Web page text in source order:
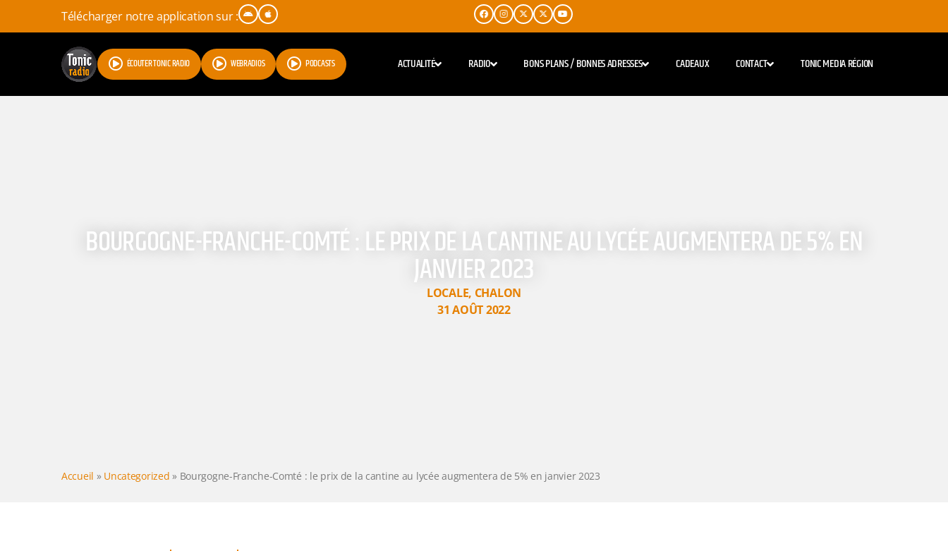
Télécharger notre application sur :
ÉCOUTER TONIC RADIO WEBRADIOS PODCASTS ACTUALITÉ RADIO BONS PLANS / BONNES ADRESSES CADEAUX CONTACT TONIC MEDIA RÉGION
BOURGOGNE-FRANCHE-COMTÉ : LE PRIX DE LA CANTINE AU LYCÉE AUGMENTERA DE 5% EN
JANVIER 2023
LOCALE, CHALON
31 AOÛT 2022
Accueil » Uncategorized » Bourgogne-Franche-Comté : le prix de la cantine au lycée augmentera de 5% en janvier 2023